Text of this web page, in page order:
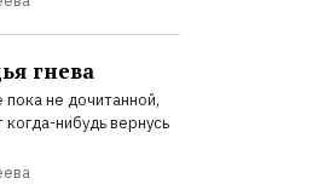
гнева
пока не дочитанной,
нибудь вернусь